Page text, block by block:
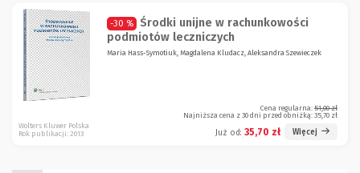
-30 %
Środki unijne w rachunkowości
podmiotów leczniczych
Maria Hass-Symotiuk, Magdalena Kludacz, Aleksandra Szewieczek
Cena regularna: 51,00 zł
Najniższa cena z 30 dni przed obniżką: 35,70 zł
Już od: 35,70 zł Więcej
Wolters Kluwer Polska
Rok publikacji: 2013